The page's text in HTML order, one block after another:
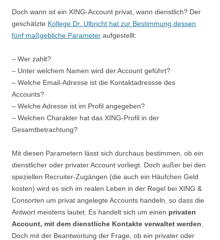
Doch wann ist ein XING-Account privat, wann dienstlich? Der
geschätzte Kollege Dr. Ulbricht hat zur Bestimmung dessen
fünf maßgebliche Parameter aufgestellt:
– Wer zahlt?
– Unter welchem Namen wird der Account geführt?
– Welche Email-Adresse ist die Kontaktadressse des
Accounts?
– Welche Adresse ist im Profil angegeben?
– Welchen Charakter hat das XING-Profil in der
Gesamtbetrachtung?
Mit diesen Parametern lässt sich durchaus bestimmen, ob ein
dienstlicher oder privater Account vorliegt. Doch außer bei den
speziellen Recruiter-Zugängen (die auch ein Häufchen Geld
kosten) wird es sich im realen Leben in der Regel bei XING &
Consorten um privat angelegte Accounts handeln, so dass die
Antwort meistens lautet: Es handelt sich um einen privaten
Account, mit dem dienstliche Kontakte verwaltet werden
Doch mit der Beantwortung der Frage, ob ein privater oder